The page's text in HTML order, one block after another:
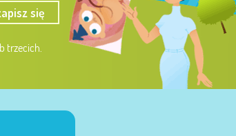
się
trzecich.